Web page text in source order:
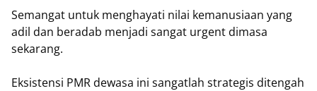
Semangat untuk menghayati nilai kemanusiaan yang
adil dan beradab menjadi sangat urgent dimasa
sekarang.
Eksistensi PMR dewasa ini sangatlah strategis ditengah